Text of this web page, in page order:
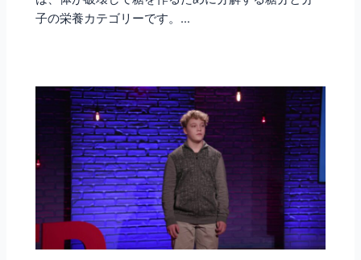
子の栄養カテゴリーです。…